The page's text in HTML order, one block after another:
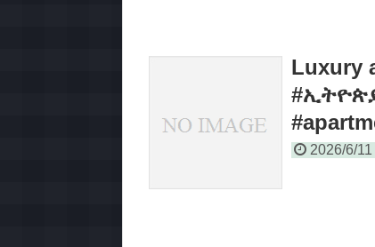
Luxury
2026/6/11